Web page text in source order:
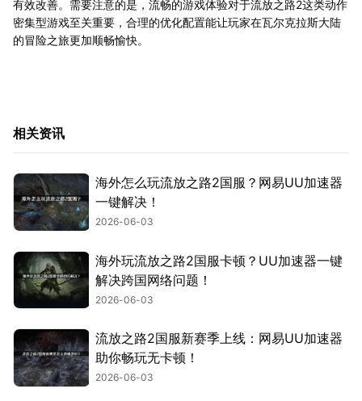
有效改善。需要注意的是，流畅的游戏体验对于流放之路2这类动作
密集型游戏至关重要，合理的优化配置能让玩家在瓦尔克拉斯大陆
的冒险之旅更加顺畅愉快。
相关资讯
海外怎么玩流放之路2国服？网易UU加速器
一键解决！
2026-06-03
海外玩流放之路2国服卡顿？UU加速器一键
解决跨国网络问题！
2026-06-03
流放之路2国服新赛季上线：网易UU加速器
助你畅玩无卡顿！
2026-06-03